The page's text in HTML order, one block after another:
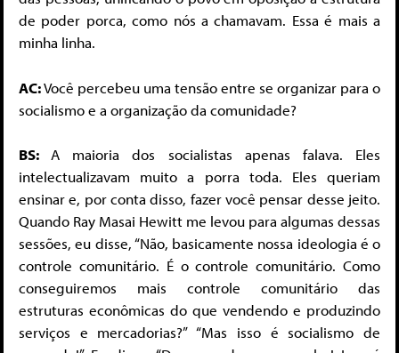
de poder porca, como nós a chamavam. Essa é mais a
minha linha.
AC:Você percebeu uma tensão entre se organizar para o
socialismo e a organização da comunidade?
BS: A maioria dos socialistas apenas falava. Eles
intelectualizavam muito a porra toda. Eles queriam
ensinar e, por conta disso, fazer você pensar desse jeito.
Quando Ray Masai Hewitt me levou para algumas dessas
sessões, eu disse, “Não, basicamente nossa ideologia é o
controle comunitário. É o controle comunitário. Como
conseguiremos mais controle comunitário das
estruturas econômicas do que vendendo e produzindo
serviços e mercadorias?” “Mas isso é socialismo de